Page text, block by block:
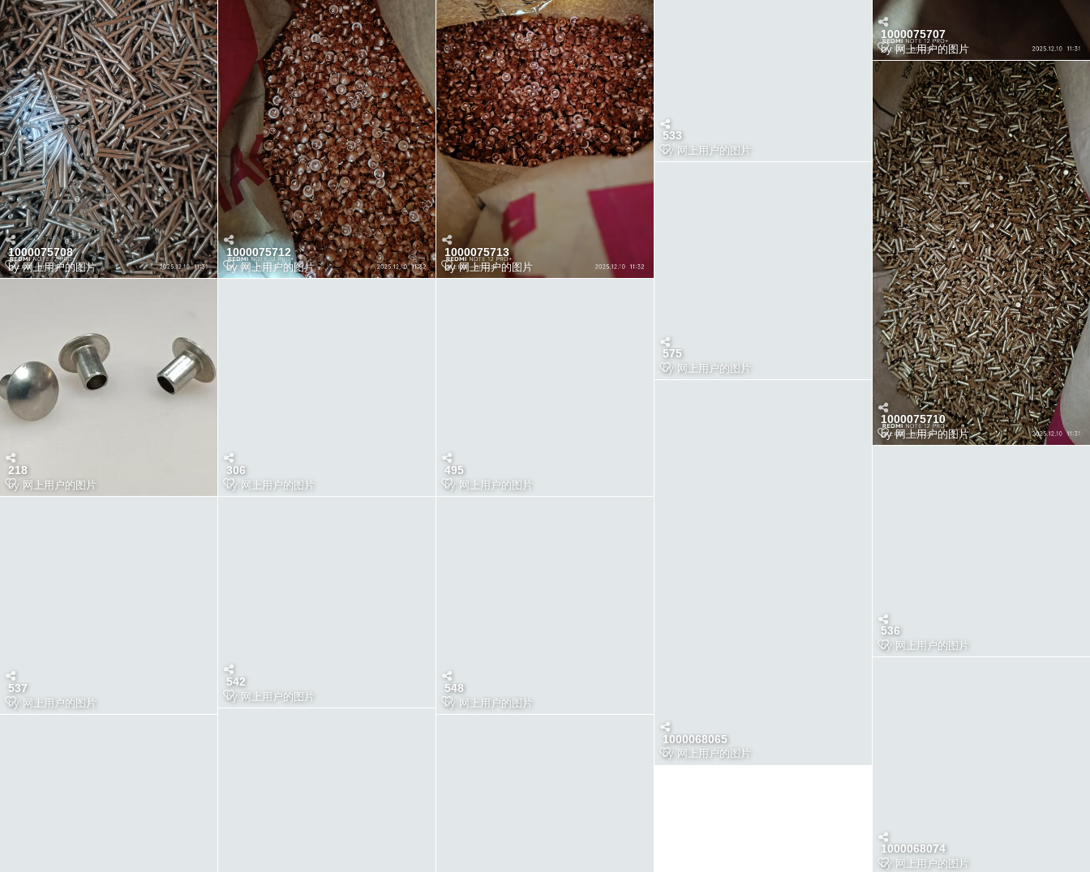
1000075707
by网上用户的图片
1000075708
by网上用户的图片
1000075712
by网上用户的图片
1000075713
by网上用户的图片
1000075710
by网上用户的图片
218
by 网上用户的图片
306
by 网上用户的图片
495
by 网上用户的图片
533
by 网上用户的图片
536
by 网上用户的图片
537
by 网上用户的图片
542
by 网上用户的图片
548
by 网上用户的图片
575
by 网上用户的图片
1000068074
by 网上用户的图片
1000068065
by 网上用户的图片